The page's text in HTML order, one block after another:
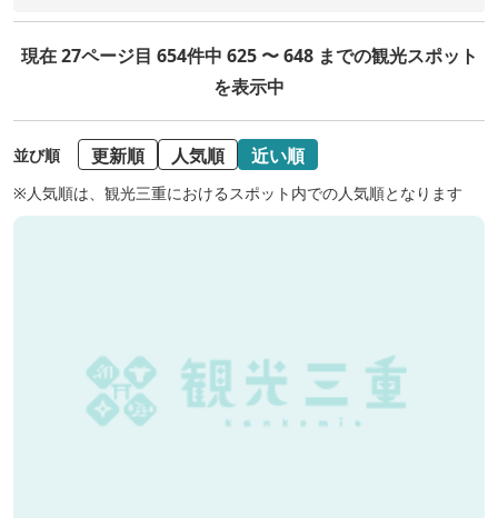
現在 27ページ目 654件中 625 〜 648 までの観光スポット
を表示中
並び順 更新順 人気順 近い順
※人気順は、観光三重におけるスポット内での人気順となります